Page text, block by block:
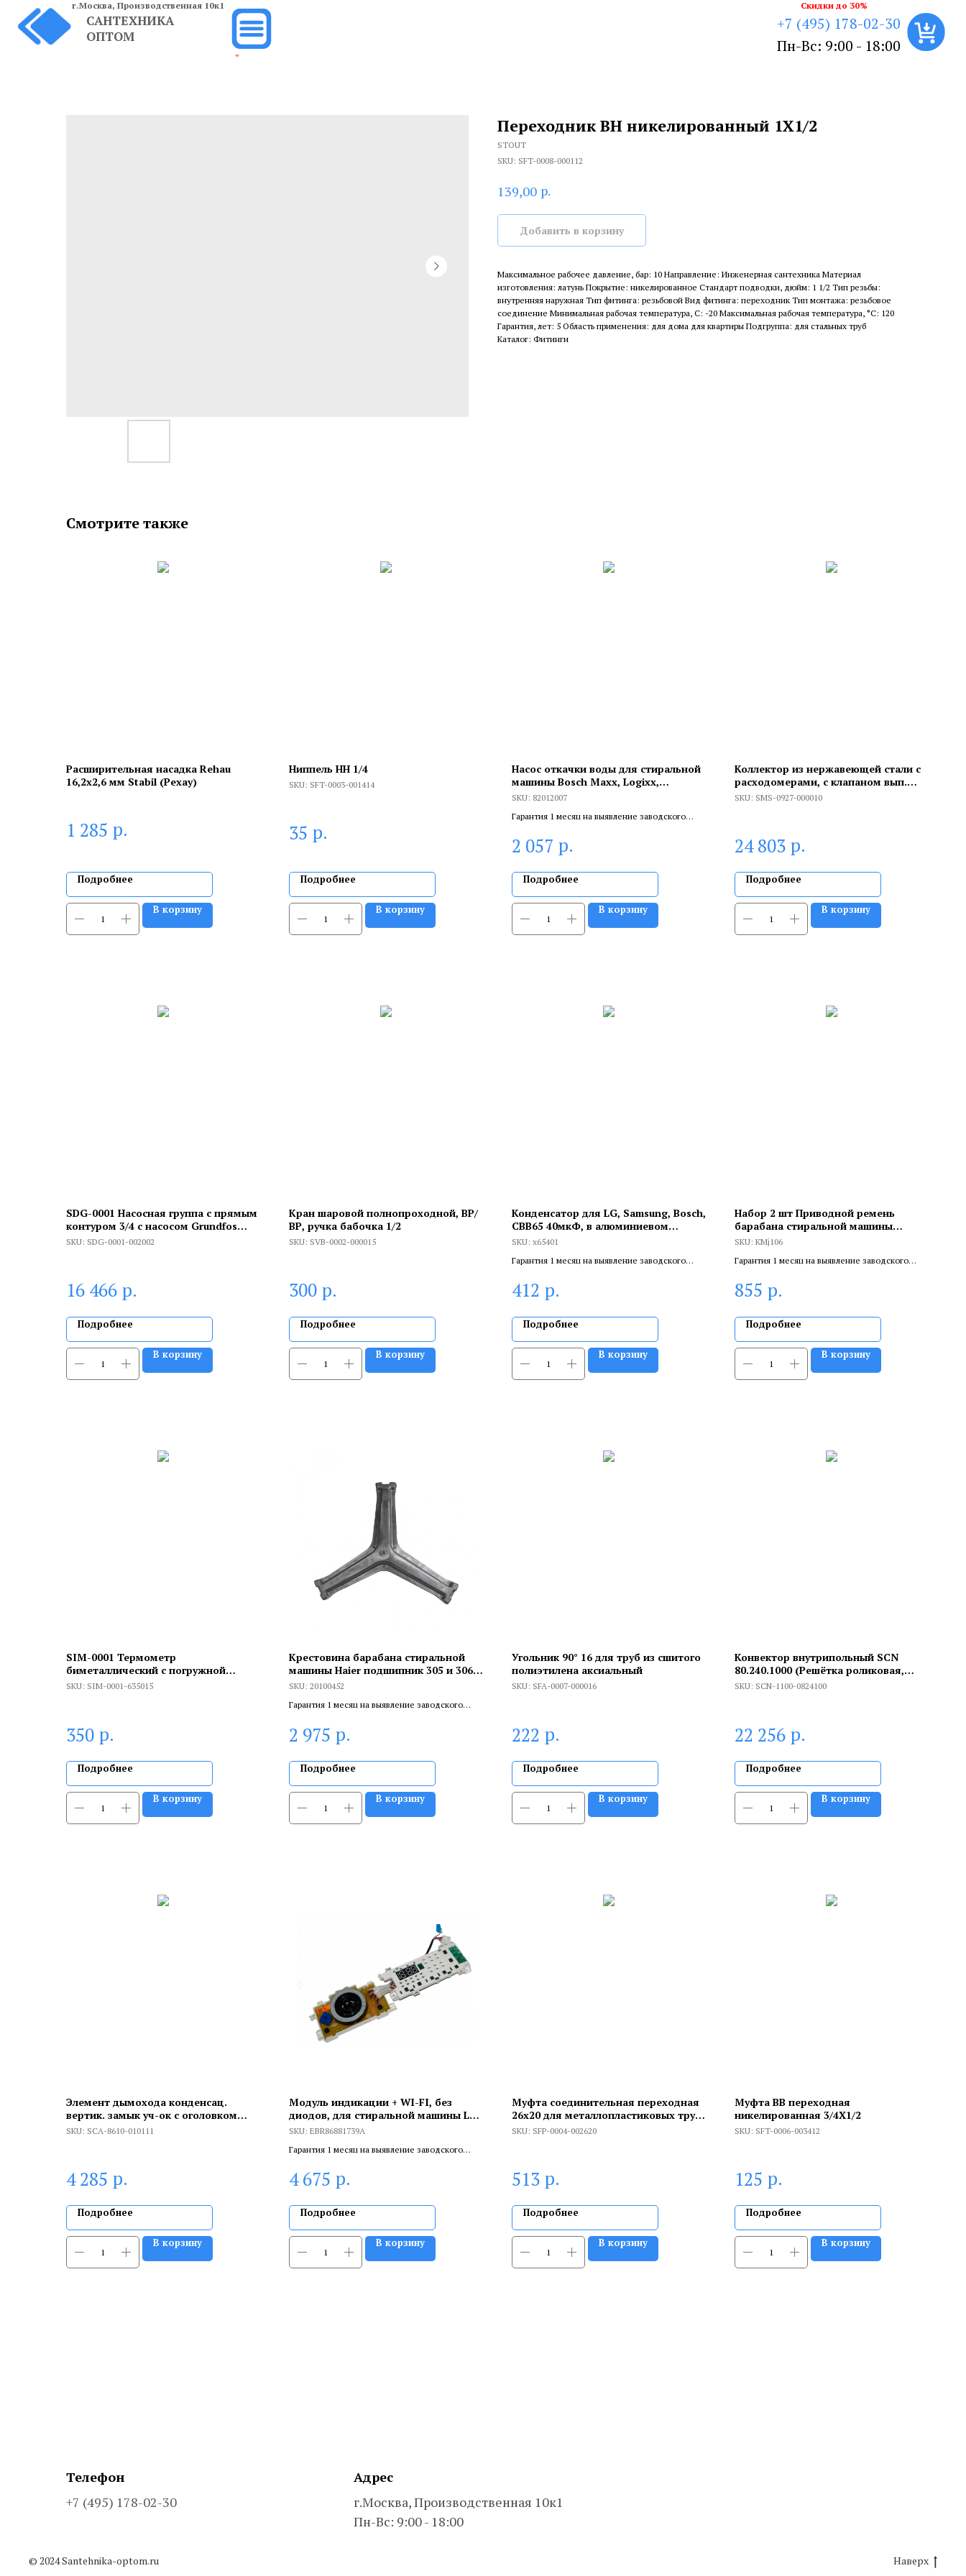
САНТЕХНИКА
ОПТОМ
+7 (495) 178-02-30
Пн-Вс: 9:00 - 18:00
г.Москва, Производственная 10к1 Скидки до 30%
Переходник ВН никелированный 1X1/2
STOUT
SKU: SFT-0008-000112
139,00 р.
Добавить в корзину
Максимальное рабочее давление, бар: 10 Направление: Инженерная сантехника Материал
изготовления: латунь Покрытие: никелированное Стандарт подводки, дюйм: 1 1/2 Тип резьбы:
внутренняя наружная Тип фитинга: резьбовой Вид фитинга: переходник Тип монтажа: резьбовое
соединение Минимальная рабочая температура, С: -20 Максимальная рабочая температура, °С: 120
Гарантия, лет: 5 Область применения: для дома для квартиры Подгруппа: для стальных труб
Каталог: Фитинги
Смотрите также
Расширительная насадка Rehau
16,2х2,6 мм Stabil (Рехау)
1 285 р.
Подробнее
В корзину
Ниппель НН 1/4
SKU: SFT-0003-001414
35 р.
Подробнее
В корзину
Насос откачки воды для стиральной
машины Bosch Maxx, Logixx,
Sensitive, Siemens, 30W, 4 защёлки, с
SKU: 82012007
Гарантия 1 месяц на выявление заводского
сертифицированный специалист.
2 057 р.
Подробнее
В корзину
Коллектор из нержавеющей стали с
расходомерами, с клапаном вып.
воздуха и сливом 10 вых.
SKU: SMS-0927-000010
24 803 р.
Подробнее
В корзину
SDG-0001 Насосная группа с прямым
контуром 3/4 с насосом Grundfos
UPSO 15-65 130 в теплоизоляции
SKU: SDG-0001-002002
16 466 р.
Подробнее
В корзину
Кран шаровой полнопроходной, ВР/
ВР, ручка бабочка 1/2
SKU: SVB-0002-000015
300 р.
Подробнее
В корзину
Конденсатор для LG, Samsung, Bosch,
СВВ65 40мкФ, в алюминиевом
корпусе, 450V, x65401
SKU: x65401
Гарантия 1 месяц на выявление заводского
сертифицированный специалист.
412 р.
Подробнее
В корзину
Набор 2 шт Приводной ремень
барабана стиральной машины
Indesit, Siltal, Stinol, Whirlpool,
Hutchinson 1061 J3, KMj106
SKU: KMj106
Гарантия 1 месяц на выявление заводского
сертифицированный специалист.
855 р.
Подробнее
В корзину
SIM-0001 Термометр
биметаллический с погружной
гильзой. Корпус Dn 63 мм, гильза 50
SKU: SIM-0001-635015
350 р.
Подробнее
В корзину
Крестовина барабана стиральной
машины Haier подшипник 305 и 306 ,
вал 88 mm,20100452
SKU: 20100452
Гарантия 1 месяц на выявление заводского
сертифицированный специалист.
2 975 р.
Подробнее
В корзину
Угольник 90° 16 для труб из сшитого
полиэтилена аксиальный
SKU: SFA-0007-000016
222 р.
Подробнее
В корзину
Конвектор внутрипольный SCN
80.240.1000 (Решётка роликовая,
анодированный алюминий)
SKU: SCN-1100-0824100
22 256 р.
Подробнее
В корзину
Элемент дымохода конденсац.
вертик. замык уч-ок с оголовком
DN60/100 м/п PP-PP
SKU: SCA-8610-010111
4 285 р.
Подробнее
В корзину
Модуль индикации + WI-FI, без
диодов, для стиральной машины LG,
EBR86881739A
SKU: EBR86881739A
Гарантия 1 месяц на выявление заводского
сертифицированный специалист.
4 675 р.
Подробнее
В корзину
Муфта соединительная переходная
26х20 для металлопластиковых труб
прессовой
SKU: SFP-0004-002620
513 р.
Подробнее
В корзину
Муфта ВВ переходная
никелированная 3/4X1/2
SKU: SFT-0006-003412
125 р.
Подробнее
В корзину
Телефон
+7 (495) 178-02-30
Адрес
г.Москва, Производственная 10к1
Пн-Вс: 9:00 - 18:00
© 2024 Santehnika-optom.ru Наверх